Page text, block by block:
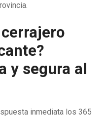
y segura al
inmediata los 365